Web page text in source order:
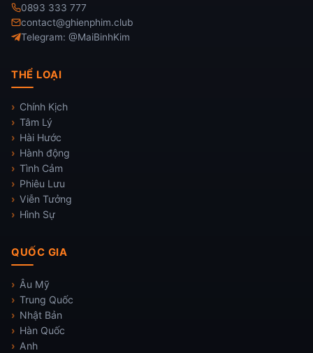
0893 333 777
contact@ghienphim.club
Telegram: @MaiBinhKim
THỂ LOẠI
Chính Kịch
Tâm Lý
Hài Hước
Hành động
Tình Cảm
Phiêu Lưu
Viễn Tưởng
Hình Sự
QUỐC GIA
Âu Mỹ
Trung Quốc
Nhật Bản
Hàn Quốc
Anh